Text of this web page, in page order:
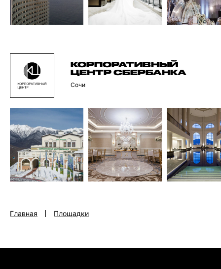
КОРПОРАТИВНЫЙ
ЦЕНТР СБЕРБАНКА
Сочи
Главная Площадки